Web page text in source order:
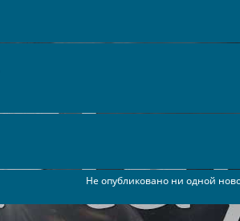
Не опубликовано ни одной